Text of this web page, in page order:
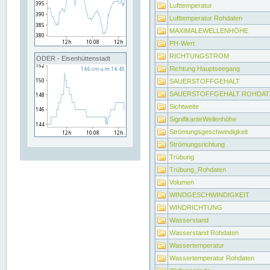
ODER - Eisenhüttenstadt
Lufttemperatur
Lufttemperatur Rohdaten
MAXIMALEWELLENHÖHE
PH-Wert
RICHTUNGSTROM
Richtung Hauptseegang
SAUERSTOFFGEHALT
SAUERSTOFFGEHALT
Sichtweite
SignifikanteWellenhöhe
Strömungsgeschwindigkeit
Strömungsrichtung
Trübung
Trübung_Rohdaten
Volumen
WINDGESCHWINDIGKEIT
WINDRICHTUNG
Wasserstand
Wasserstand Rohdaten
Wassertemperatur
Wassertemperatur Rohdaten